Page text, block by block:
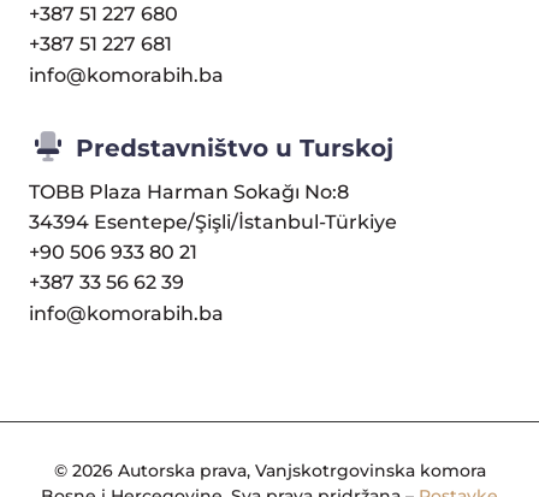
+387 51 227 680
+387 51 227 681
info@komorabih.ba
Predstavništvo u Turskoj
TOBB Plaza Harman Sokağı No:8
34394 Esentepe/Şişli/İstanbul-Türkiye
+90 506 933 80 21
+387 33 56 62 39
info@komorabih.ba
© 2026 Autorska prava, Vanjskotrgovinska komora